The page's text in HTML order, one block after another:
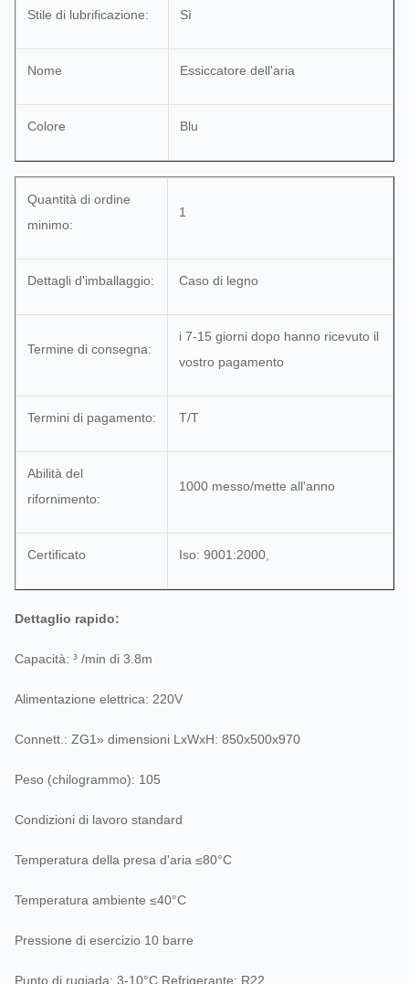
Stile di lubrificazione: Sì
Nome Essiccatore dell'aria
Colore Blu
Quantità di ordine
minimo:
1
Dettagli d'imballaggio: Caso di legno
Termine di consegna:
i 7-15 giorni dopo hanno ricevuto il
vostro pagamento
Termini di pagamento: T/T
Abilità del
rifornimento:
1000 messo/mette all'anno
Certificato Iso: 9001:2000,
Dettaglio rapido:
Capacità: ³ /min di 3.8m
Alimentazione elettrica: 220V
Connett.: ZG1» dimensioni LxWxH: 850x500x970
Peso (chilogrammo): 105
Condizioni di lavoro standard
Temperatura della presa d'aria ≤80°C
Temperatura ambiente ≤40°C
Pressione di esercizio 10 barre
Punto di rugiada: 3-10°C Refrigerante: R22